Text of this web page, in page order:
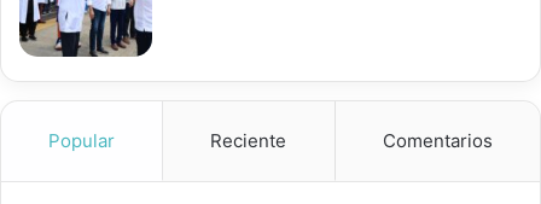
Popular Reciente Comentarios